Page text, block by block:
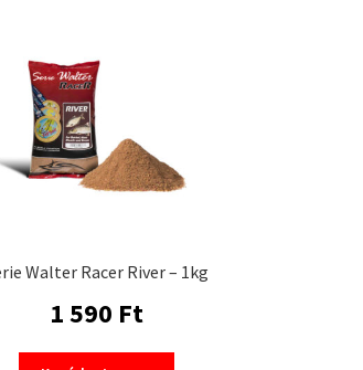
Walter Racer River – 1kg
1 590 Ft